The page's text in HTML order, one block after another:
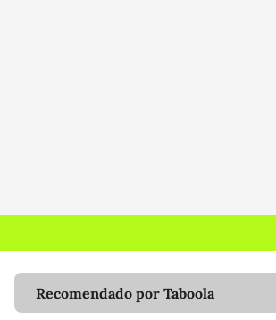
Recomendado por Taboola